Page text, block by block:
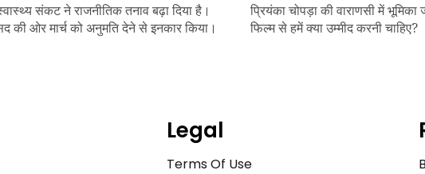
संकट ने राजनीतिक तनाव बढ़ा दिया है।
की ओर मार्च को अनुमति देने से इनकार किया।
प्रियंका चोपड़ा की वाराणसी में
फिल्म से हमें क्या उम्मीद करनी चाहिए?
Legal
Terms Of Use